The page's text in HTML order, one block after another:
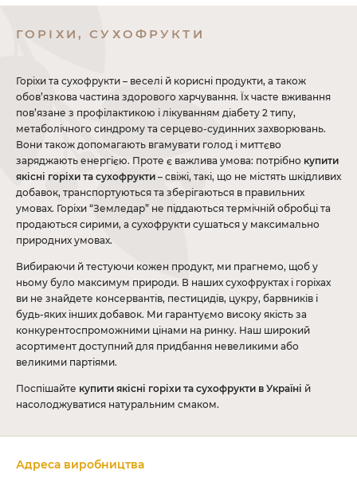
ГОРІХИ, СУХОФРУКТИ
Горіхи та сухофрукти – веселі й корисні продукти, а також
обов’язкова частина здорового харчування. Їх часте вживання
пов’язане з профілактикою і лікуванням діабету 2 типу,
метаболічного синдрому та серцево-судинних захворювань.
Вони також допомагають вгамувати голод і миттєво
заряджають енергією. Проте є важлива умова: потрібно купити
якісні горіхи та сухофрукти – свіжі, такі, що не містять шкідливих
добавок, транспортуються та зберігаються в правильних
умовах. Горіхи “Земледар” не піддаються термічній обробці та
продаються сирими, а сухофрукти сушаться у максимально
природних умовах.
Вибираючи й тестуючи кожен продукт, ми прагнемо, щоб у
ньому було максимум природи. В наших сухофруктах і горіхах
ви не знайдете консервантів, пестицидів, цукру, барвників і
будь-яких інших добавок. Ми гарантуємо високу якість за
конкурентоспроможними цінами на ринку. Наш широкий
асортимент доступний для придбання невеликими або
великими партіями.
Поспішайте купити якісні горіхи та сухофрукти в Україні й
насолоджуватися натуральним смаком.
Адреса виробництва